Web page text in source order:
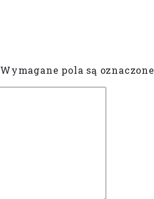
Wymagane pola są oznaczone